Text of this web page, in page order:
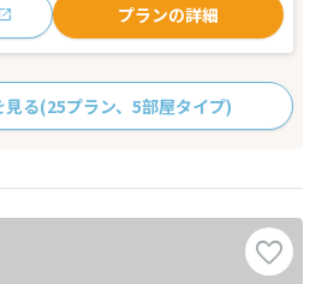
プランの詳細
見る(25プラン、5部屋タイプ)